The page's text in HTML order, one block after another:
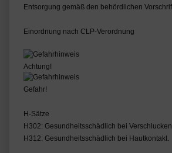
Entsorgung gemäß den behördlichen
Einordnung nach CLP-Verordnung
Achtung!
Gefahr!
H-Sätze
H302: Gesundheitsschädlich bei
H312: Gesundheitsschädlich bei Hautkontakt.